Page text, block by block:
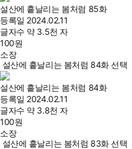
설산에 흩날리는 봄처럼 85화
등록일 2024.02.11
글자수 약 3.5천 자
100원
소장
설산에 흩날리는 봄처럼 84화 선택
설산에 흩날리는 봄처럼 84화
등록일 2024.02.11
글자수 약 3.8천 자
100원
소장
설산에 흩날리는 봄처럼 83화 선택